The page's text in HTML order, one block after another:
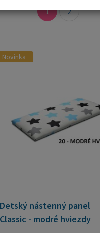
1 2
Novinka
Detský nástenný panel
Classic - modré hviezdy